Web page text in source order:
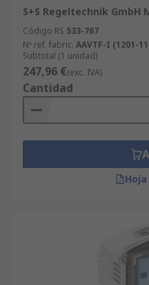
S+S Regeltechnik GmbH
Código RS 533-767
Nº ref. fabric. AAVTF-I (1201-
Subtotal (1 unidad)
247,96 €(exc. IVA)
Cantidad